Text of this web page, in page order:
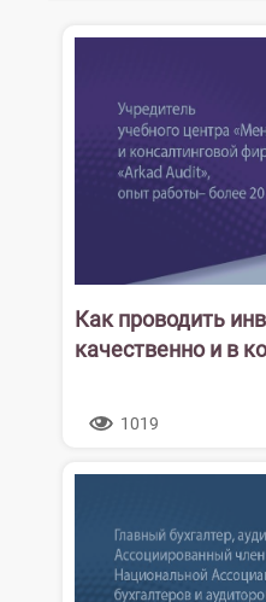
Как проводить
качественно и в
1019